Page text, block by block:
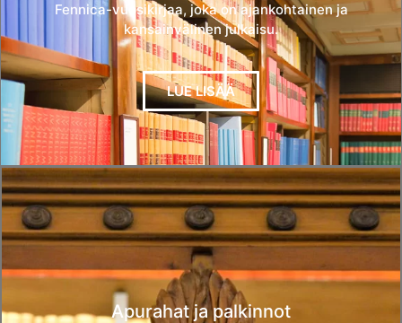
Fennica-vuosikirjaa, joka on ajankohtainen ja
kansainvälinen julkaisu.
LUE LISÄÄ
Apurahat ja palkinnot